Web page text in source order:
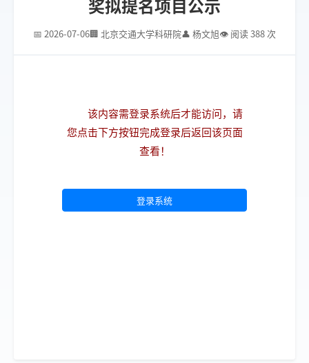
奖拟提名项目公示
📅 2026-07-06🏢 北京交通大学科研院👤 杨文旭👁 阅读 388 次
该内容需登录系统后才能访问，请
您点击下方按钮完成登录后返回该页面
查看！
登录系统